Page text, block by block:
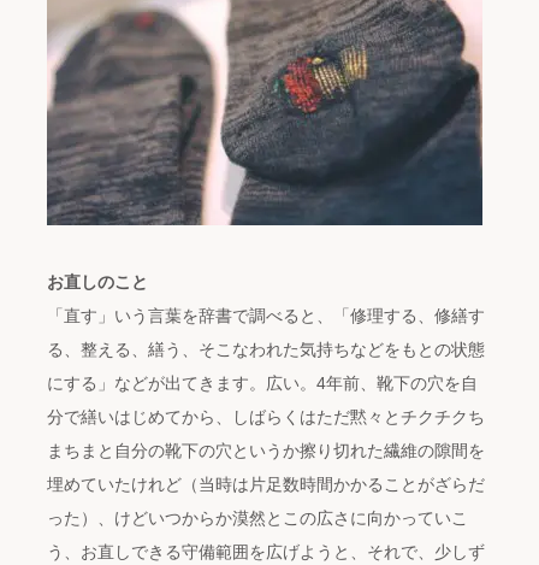
お直しのこと
「直す」いう言葉を辞書で調べると、「修理する、修繕す
る、整える、繕う、そこなわれた気持ちなどをもとの状態
にする」などが出てきます。広い。4年前、靴下の穴を自
分で繕いはじめてから、しばらくはただ黙々とチクチクち
まちまと自分の靴下の穴というか擦り切れた繊維の隙間を
埋めていたけれど（当時は片足数時間かかることがざらだ
った）、けどいつからか漠然とこの広さに向かっていこ
う、お直しできる守備範囲を広げようと、それで、少しず